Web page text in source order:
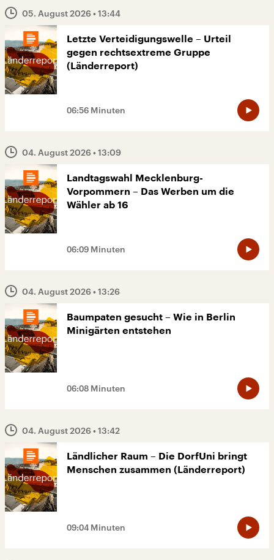
05. August 2026• 13:44
Letzte Verteidigungswelle – Urteil
gegen rechtsextreme Gruppe
(Länderreport)
06:56 Minuten
04. August 2026• 13:09
Landtagswahl Mecklenburg-
Vorpommern – Das Werben um die
Wähler ab 16
06:09 Minuten
04. August 2026• 13:26
Baumpaten gesucht – Wie in Berlin
Minigärten entstehen
06:08 Minuten
04. August 2026• 13:42
Ländlicher Raum – Die DorfUni bringt
Menschen zusammen (Länderreport)
09:04 Minuten